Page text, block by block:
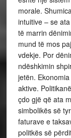
morale.
intuitive – se
të marrin
mund të mos
vdekje. Por
ndëshkimin
jetën.
aktive.
çdo gjë që ata
simbolikës së
faturave e
politkës së